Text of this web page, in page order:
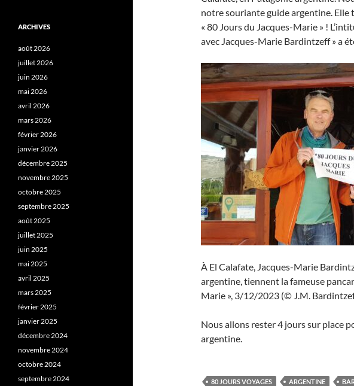
notre souriante guide argentine.
« 80 Jours du Jacques-Marie » !
avec Jacques-Marie Bardintzeff » a
À El Calafate, Jacques-Marie
argentine, tiennent la fameuse
Marie », 3/12/2023 (© J.M.
Nous allons rester 4 jours sur place
argentine.
80 JOURS VOYAGES ARGENTINE
ARCHIVES
août 2026
juillet 2026
juin 2026
mai 2026
avril 2026
mars 2026
février 2026
janvier 2026
décembre 2025
novembre 2025
octobre 2025
septembre 2025
août 2025
juillet 2025
juin 2025
mai 2025
avril 2025
mars 2025
février 2025
janvier 2025
décembre 2024
novembre 2024
octobre 2024
septembre 2024